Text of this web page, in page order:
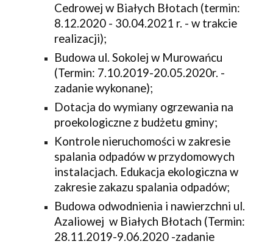
Cedrowej w Białych Błotach (termin:
8.12.2020 - 30.04.2021 r. - w trakcie
realizacji);
Budowa ul. Sokolej w Murowańcu
(Termin: 7.10.2019-20.05.2020r. -
zadanie wykonane);
Dotacja do wymiany ogrzewania na
proekologiczne z budżetu gminy;
Kontrole nieruchomości w zakresie
spalania odpadów w przydomowych
instalacjach. Edukacja ekologiczna w
zakresie zakazu spalania odpadów;
Budowa odwodnienia i nawierzchni ul.
Azaliowej  w Białych Błotach (Termin:
28.11.2019-9.06.2020 -zadanie